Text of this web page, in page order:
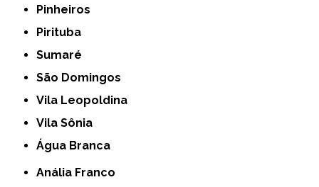
Pinheiros
Pirituba
Sumaré
São Domingos
Vila Leopoldina
Vila Sônia
Água Branca
Anália Franco